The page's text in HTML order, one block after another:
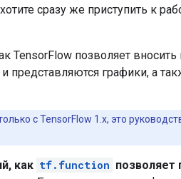
сразу же приступить к
TensorFlow позволяет
и представляются графики, а
с TensorFlow 1.x, это
как tf.function позволяет